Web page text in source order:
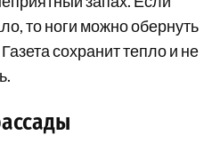
то ноги можно обернуть
сохранит тепло и не